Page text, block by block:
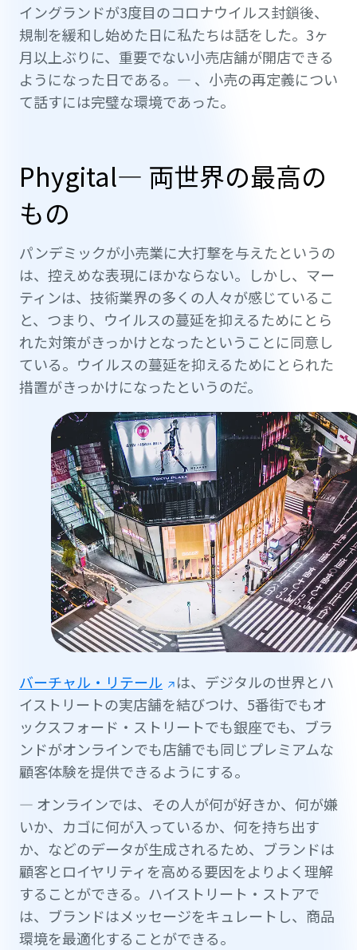
イングランドが3度目のコロナウイルス封鎖後、
規制を緩和し始めた日に私たちは話をした。3ヶ
月以上ぶりに、重要でない小売店舗が開店できる
ようになった日である。— 、小売の再定義につい
て話すには完璧な環境であった。
Phygital— 両世界の最高の
もの
パンデミックが小売業に大打撃を与えたというの
は、控えめな表現にほかならない。しかし、マー
ティンは、技術業界の多くの人々が感じているこ
と、つまり、ウイルスの蔓延を抑えるためにとら
れた対策がきっかけとなったということに同意し
ている。ウイルスの蔓延を抑えるためにとられた
措置がきっかけになったというのだ。
バーチャル・リテール
は、デジタルの世界とハ
イストリートの実店舗を結びつけ、5番街でもオ
ックスフォード・ストリートでも銀座でも、ブラ
ンドがオンラインでも店舗でも同じプレミアムな
顧客体験を提供できるようにする。
— オンラインでは、その人が何が好きか、何が嫌
いか、カゴに何が入っているか、何を持ち出す
か、などのデータが生成されるため、ブランドは
顧客とロイヤリティを高める要因をよりよく理解
することができる。ハイストリート・ストアで
は、ブランドはメッセージをキュレートし、商品
環境を最適化することができる。